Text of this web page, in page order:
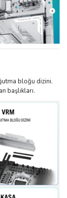
bloğu dizini.
başlıkları.